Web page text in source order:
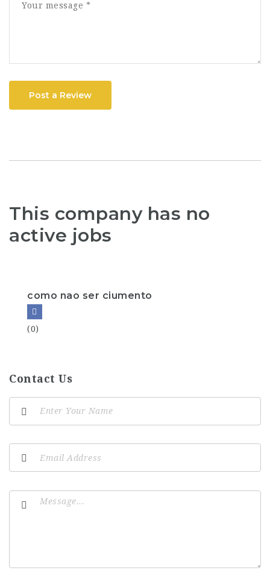
Post a Review
This company has no
active jobs
como nao ser ciumento
(0)
Contact Us